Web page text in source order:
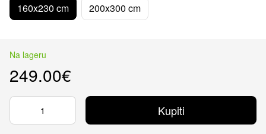
160x230 cm 200x300 cm
Na lageru
249.00€
Kupiti